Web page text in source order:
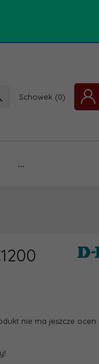
Schowek
...
nie ma jeszcze ocen